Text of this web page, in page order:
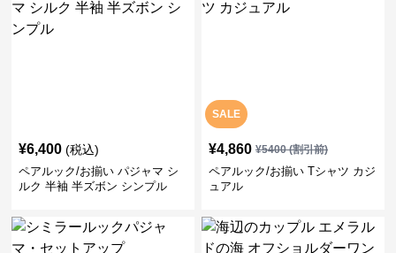
¥6,400 (税込)
ペアルック/お揃い パジャマ シ
ルク 半袖 半ズボン シンプル
SALE
¥4,860 ¥5400(割引前)
ペアルック/お揃い Tシャツ カジ
ュアル